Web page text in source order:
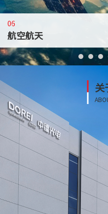
全光纤结构设计
风冷
查
06
航空航天
关